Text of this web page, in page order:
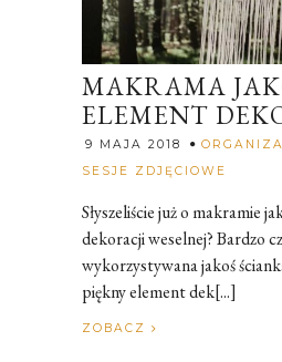
MAKRAMA
ELEMENT
9 MAJA 2018
SESJE ZDJĘCIOWE
Słyszeliście już o makramie
dekoracji weselnej? Bardzo
wykorzystywana jakoś
piękny element dek[...]
ZOBACZ